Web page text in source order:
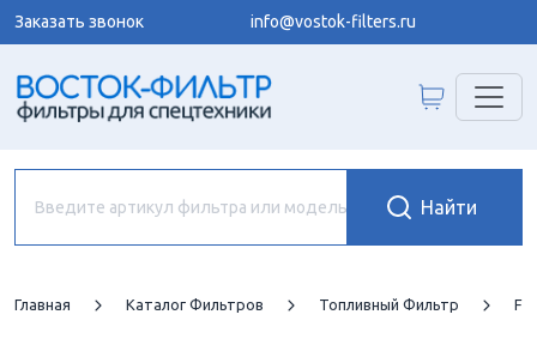
Заказать звонок info@vostok-filters.ru
Главная Каталог Фильтров Топливный Фильтр